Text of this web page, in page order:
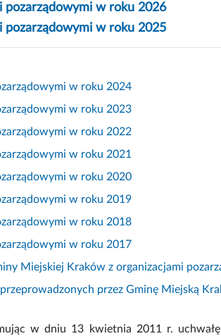
pozarządowymi w roku 2026
pozarządowymi w roku 2025
w roku 2024
w roku 2023
w roku 2022
w roku 2021
w roku 2020
w roku 2019
w roku 2018
w roku 2017
Miejskiej Kraków z organizacjami
przez Gminę Miejską
w dniu 13 kwietnia 2011 r.